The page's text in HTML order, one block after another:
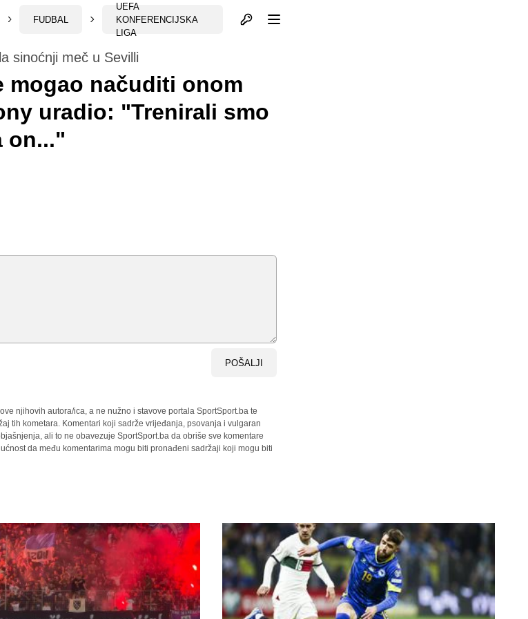
FUDBAL
UEFA
KONFERENCIJSKA
LIGA
Otvori profil
sinoćnji meč u Sevilli
mogao načuditi onom
uradio: "Trenirali smo
on..."
POŠALJI
njihovih autora/ica, a ne nužno i stavove portala SportSport.ba te
tih kometara. Komentari koji sadrže vrijeđanja, psovanja i vulgaran
ali to ne obavezuje SportSport.ba da obriše sve komentare
da među komentarima mogu biti pronađeni sadržaji koji mogu biti